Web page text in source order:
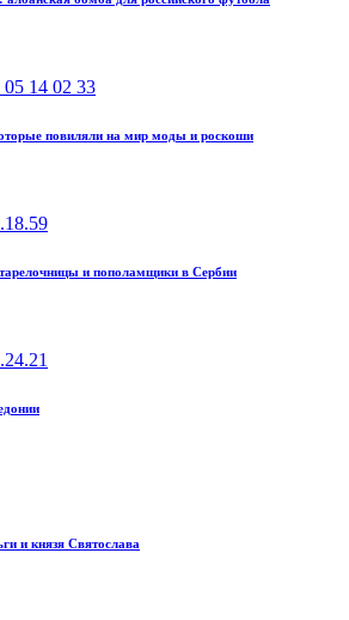
повиляли на мир моды и роскоши
и пополамщики в Сербии
и князя Святослава